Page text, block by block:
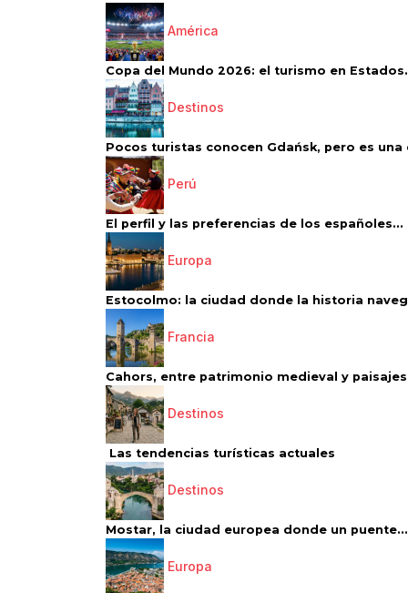
América
Copa del Mundo 2026: el turismo en
Destinos
Pocos turistas conocen Gdańsk, pero es una
Perú
El perfil y las preferencias de los españoles...
Europa
Estocolmo: la ciudad donde la historia
Francia
Cahors, entre patrimonio medieval y paisajes
Destinos
Las tendencias turísticas actuales
Destinos
Mostar, la ciudad europea donde un puente...
Europa